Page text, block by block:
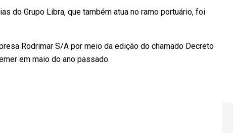
do Grupo Libra, que também atua no ramo portuário, foi
Rodrimar S/A por meio da edição do chamado Decreto
em maio do ano passado.